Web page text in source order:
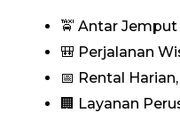
🚖 Antar
🎒 Perjalanan
📅 Rental
🏢 Layanan